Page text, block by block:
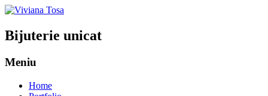
Bijuterie unicat
Meniu
Home